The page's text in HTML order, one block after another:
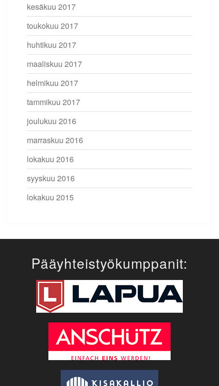
kesäkuu 2017
toukokuu 2017
huhtikuu 2017
maaliskuu 2017
helmikuu 2017
tammikuu 2017
joulukuu 2016
marraskuu 2016
lokakuu 2016
syyskuu 2016
lokakuu 2015
Pääyhteistyökumppanit: